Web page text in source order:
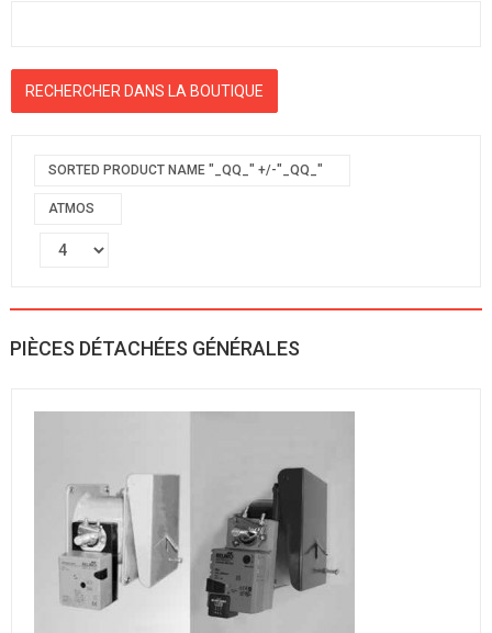
SORTED PRODUCT NAME "_QQ_" +/-"_QQ_"
ATMOS
PIÈCES DÉTACHÉES GÉNÉRALES